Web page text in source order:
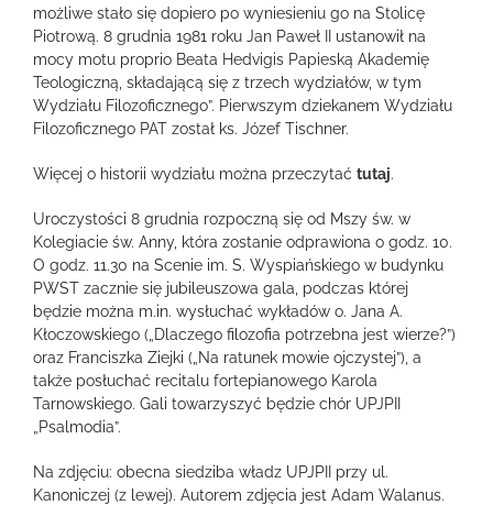
możliwe stało się dopiero po wyniesieniu go na Stolicę
Piotrową. 8 grudnia 1981 roku Jan Paweł II ustanowił na
mocy motu proprio Beata Hedvigis Papieską Akademię
Teologiczną, składającą się z trzech wydziałów, w tym
Wydziału Filozoficznego”. Pierwszym dziekanem Wydziału
Filozoficznego PAT został ks. Józef Tischner.
Więcej o historii wydziału można przeczytać tutaj.
Uroczystości 8 grudnia rozpoczną się od Mszy św. w
Kolegiacie św. Anny, która zostanie odprawiona o godz. 10.
O godz. 11.30 na Scenie im. S. Wyspiańskiego w budynku
PWST zacznie się jubileuszowa gala, podczas której
będzie można m.in. wysłuchać wykładów o. Jana A.
Kłoczowskiego („Dlaczego filozofia potrzebna jest wierze?”)
oraz Franciszka Ziejki („Na ratunek mowie ojczystej”), a
także posłuchać recitalu fortepianowego Karola
Tarnowskiego. Gali towarzyszyć będzie chór UPJPII
„Psalmodia”.
Na zdjęciu: obecna siedziba władz UPJPII przy ul.
Kanoniczej (z lewej). Autorem zdjęcia jest Adam Walanus.